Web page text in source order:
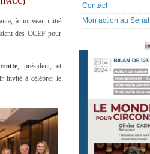
à nouveau initié
des CCEF pour
, président, et
invité à célébrer le
Contact
Mon action au Sénat